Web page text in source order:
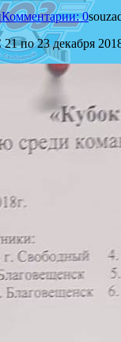
Комментарии: 0
21 по 23 декабря